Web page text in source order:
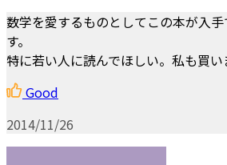
数学を愛するものとしてこの本が入
す。
特に若い人に読んでほしい。私も買い
Good
2014/11/26